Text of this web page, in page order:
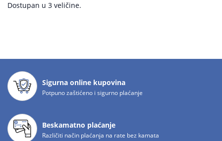
Dostupan u 3 veličine.
Sigurna online kupovina
Potpuno zaštićeno i sigurno plaćanje
Beskamatno plaćanje
Različiti način plaćanja na rate bez kamata